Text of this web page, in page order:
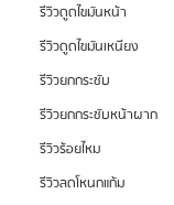
รีวิวดูดไขมันหน้า
รีวิวดูดไขมันเหนียง
รีวิวยกกระชับ
รีวิวยกกระชับหน้าผาก
รีวิวร้อยไหม
รีวิวลดโหนกแก้ม